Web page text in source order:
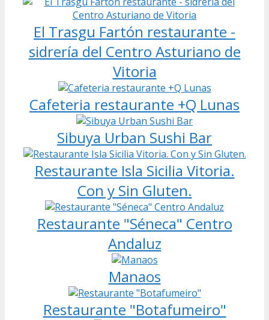
El Trasgu Fartón restaurante -
sidrería del Centro Asturiano de
Vitoria
Cafeteria restaurante +Q Lunas
Sibuya Urban Sushi Bar
Restaurante Isla Sicilia Vitoria.
Con y Sin Gluten.
Restaurante "Séneca" Centro
Andaluz
Manaos
Restaurante "Botafumeiro"